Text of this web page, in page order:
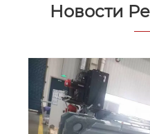
Новости